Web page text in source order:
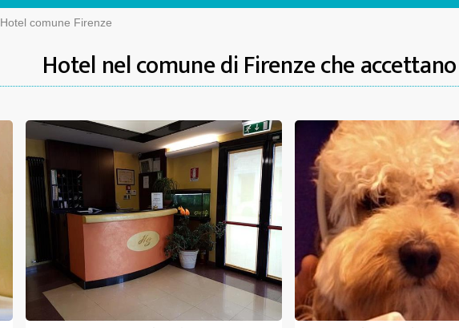
Hotel comune Firenze
Hotel nel comune di Firenze che